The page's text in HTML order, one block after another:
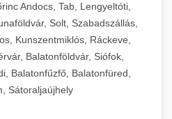
Andocs, Tab, Lengyeltóti,
Solt, Szabadszállás,
Kunszentmiklós, Ráckeve,
Balatonföldvár, Siófok,
Balatonfűzfő, Balatonfüred,
Sátoraljaújhely